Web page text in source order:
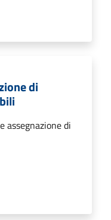
di
assegnazione di